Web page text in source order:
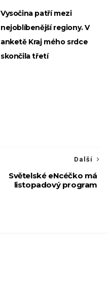
Vysočina patří mezi
nejoblíbenější regiony. V
anketě Kraj mého srdce
skončila třetí
Další
Světelské eNcéčko má
listopadový program